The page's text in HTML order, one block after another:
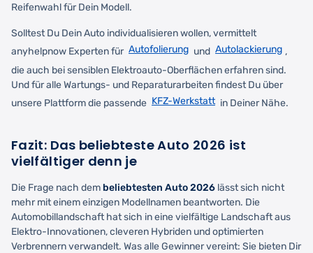
Reifenwahl für Dein Modell.
Solltest Du Dein Auto individualisieren wollen, vermittelt
anyhelpnow Experten für Autofolierung und Autolackierung ,
die auch bei sensiblen Elektroauto-Oberflächen erfahren sind.
Und für alle Wartungs- und Reparaturarbeiten findest Du über
unsere Plattform die passende KFZ-Werkstatt in Deiner Nähe.
Fazit: Das beliebteste Auto 2026 ist
vielfältiger denn je
Die Frage nach dem beliebtesten Auto 2026 lässt sich nicht
mehr mit einem einzigen Modellnamen beantworten. Die
Automobillandschaft hat sich in eine vielfältige Landschaft aus
Elektro-Innovationen, cleveren Hybriden und optimierten
Verbrennern verwandelt. Was alle Gewinner vereint: Sie bieten Dir